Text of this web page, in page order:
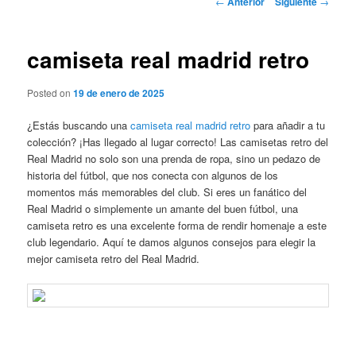
camiseta real madrid retro
Posted on19 de enero de 2025
¿Estás buscando unacamiseta real madrid retro para añadir a tu
colección? ¡Has llegado al lugar correcto! Las camisetas retro del
Real Madrid no solo son una prenda de ropa, sino un pedazo de
historia del fútbol, que nos conecta con algunos de los
momentos más memorables del club. Si eres un fanático del
Real Madrid o simplemente un amante del buen fútbol, una
camiseta retro es una excelente forma de rendir homenaje a este
club legendario. Aquí te damos algunos consejos para elegir la
mejor camiseta retro del Real Madrid.